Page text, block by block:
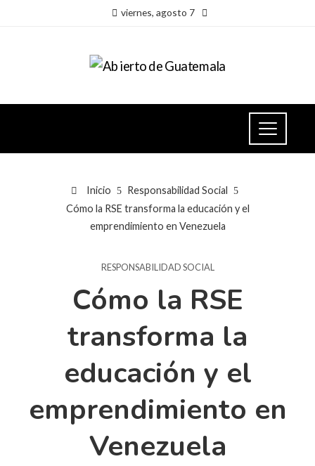
viernes, agosto 7
Inicio
Responsabilidad Social
Cómo la RSE transforma la educación y el
emprendimiento en Venezuela
RESPONSABILIDAD SOCIAL
Cómo la RSE
transforma la
educación y el
emprendimiento en
Venezuela